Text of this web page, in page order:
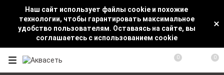
Наш сайт использует файлы cookie и похожие
технологии, чтобы гарантировать максимальное
удобство пользователям. Оставаясь на сайте, вы
соглашаетесь с использованием cookie
0 0